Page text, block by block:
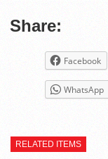
Share:
Facebook
WhatsApp
RELATED ITEMS